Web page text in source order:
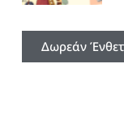
Δωρεάν